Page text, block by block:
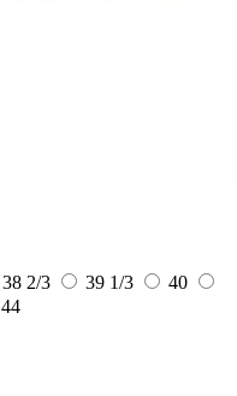
38 2/3 39 1/3
40
44